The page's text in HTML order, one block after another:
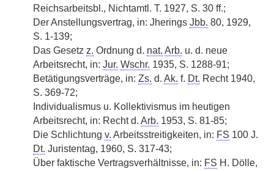
Reichsarbeitsbl., Nichtamtl. T. 1927, S. 30 ff.;
Der Anstellungsvertrag, in: Jherings Jbb. 80, 1929,
S. 1-139;
Das Gesetz z. Ordnung d. nat. Arb. u. d. neue
Arbeitsrecht, in: Jur. Wschr. 1935, S. 1288-91;
Betätigungsverträge, in: Zs. d. Ak. f. Dt. Recht 1940,
S. 369-72;
Individualismus u. Kollektivismus im heutigen
Arbeitsrecht, in: Recht d. Arb. 1953, S. 81-85;
Die Schlichtung v. Arbeitsstreitigkeiten, in: FS 100 J.
Dt. Juristentag, 1960, S. 317-43;
Über faktische Vertragsverhältnisse, in: FS H. Dölle,